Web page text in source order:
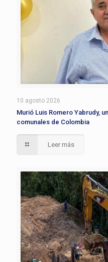
10 agosto 2026
Murió Luis Romero Yabrudy,
comunales de Colombia
Leer más